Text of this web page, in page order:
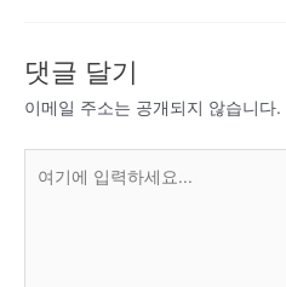
댓글 달기
이메일 주소는 공개되지 않습니다.